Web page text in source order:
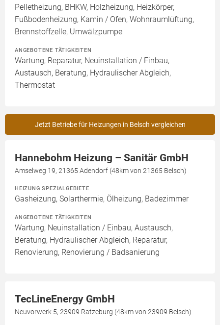
Pelletheizung, BHKW, Holzheizung, Heizkörper,
Fußbodenheizung, Kamin / Ofen, Wohnraumlüftung,
Brennstoffzelle, Umwälzpumpe
ANGEBOTENE TÄTIGKEITEN
Wartung, Reparatur, Neuinstallation / Einbau,
Austausch, Beratung, Hydraulischer Abgleich,
Thermostat
Jetzt Betriebe für Heizungen in Belsch vergleichen
Hannebohm Heizung – Sanitär GmbH
Amselweg 19, 21365 Adendorf (48km von 21365 Belsch)
HEIZUNG SPEZIALGEBIETE
Gasheizung, Solarthermie, Ölheizung, Badezimmer
ANGEBOTENE TÄTIGKEITEN
Wartung, Neuinstallation / Einbau, Austausch,
Beratung, Hydraulischer Abgleich, Reparatur,
Renovierung, Renovierung / Badsanierung
TecLineEnergy GmbH
Neuvorwerk 5, 23909 Ratzeburg (48km von 23909 Belsch)